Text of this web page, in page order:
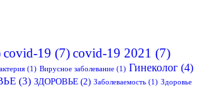
covid-19 (7)covid-19 2021 (7)
(1) Вирусное заболевание (1) Гинеколог (4)
(3) ЗДОРОВЬЕ (2) Заболеваемость (1) Здоровье